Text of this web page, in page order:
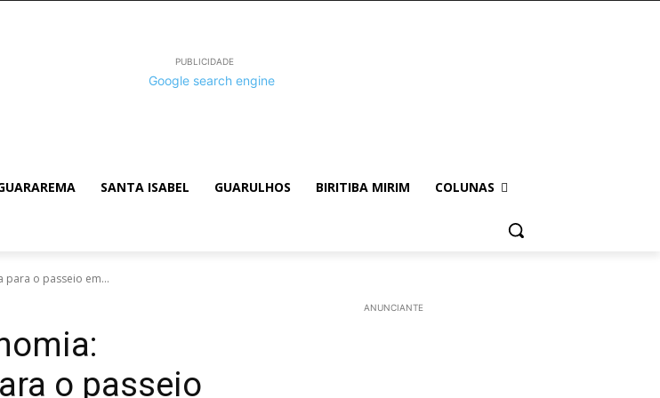
PUBLICIDADE
SANTA ISABEL GUARULHOS BIRITIBA MIRIM COLUNAS
para o passeio em...
o passeio
ANUNCIANTE